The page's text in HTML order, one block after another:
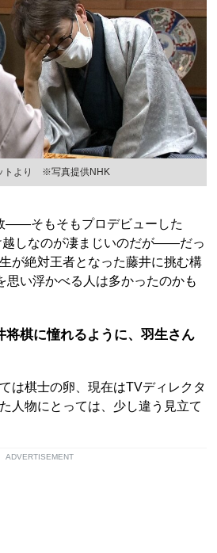
トより ※写真提供NHK
――そもそもプロデビューした
越しなのが凄まじいのだが――だっ
が絶対王者となった藤井に挑む構
思い浮かべる人は多かったのかも
将棋に憧れるように、羽生さん
は棋士の卵、現在はTVディレクタ
人物にとっては、少し違う見立て
ADVERTISEMENT